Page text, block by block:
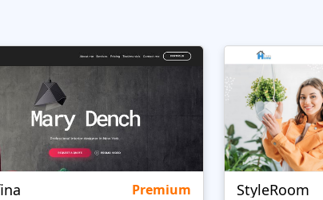
Premium StyleRoom